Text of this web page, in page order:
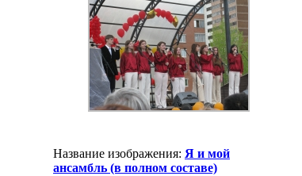
Название изображения: Я и мой
ансамбль (в полном составе)